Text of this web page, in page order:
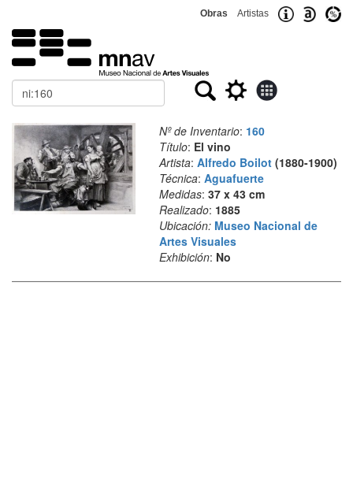
Obras Artistas
Buscar
Nº de Inventario: 160
Título: El vino
Artista: Alfredo Boilot(1880-1900)
Técnica: Aguafuerte
Medidas: 37 x 43 cm
Realizado: 1885
Ubicación: Museo Nacional de
Artes Visuales
Exhibición: No